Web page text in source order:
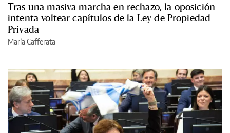
Tras una masiva marcha en rechazo, la oposición
intenta voltear capítulos de la Ley de Propiedad
Privada
María Cafferata